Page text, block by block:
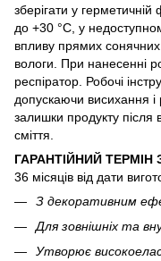
зберігати у герметичній
до +30 °C, у
впливу прямих сонячних
вологи. При нанесенні
респіратор. Робочі
допускаючи висихання
залишки продукту після
сміття.
ГАРАНТІЙНИЙ ТЕРМІН
36 місяців від дати
З декоративним
Для зовнішніх та
Утворює